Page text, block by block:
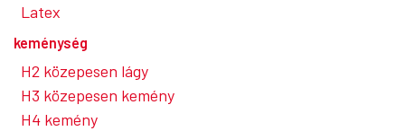
Latex
keménység
H2 közepesen lágy
H3 közepesen kemény
H4 kemény